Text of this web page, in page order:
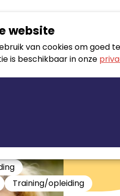
website
van cookies om goed
is beschikbaar in onze
en stress
Training/opleiding